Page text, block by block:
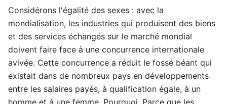
Considérons l'égalité des sexes : avec la
mondialisation, les industries qui produisent des biens
et des services échangés sur le marché mondial
doivent faire face à une concurrence internationale
avivée. Cette concurrence a réduit le fossé béant qui
existait dans de nombreux pays en développements
entre les salaires payés, à qualification égale, à un
homme et à une femme. Pourquoi. Parce que les